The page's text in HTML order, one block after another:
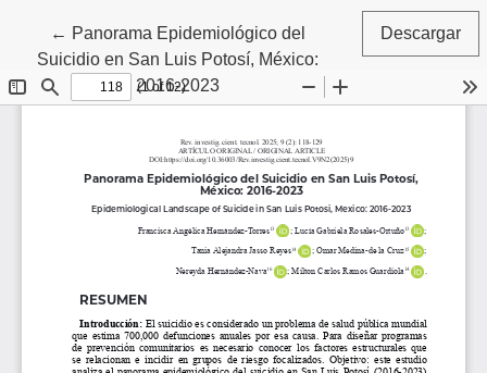
← Volver a los detalles del artículo
Panorama Epidemiológico del
Suicidio en San Luis Potosí, México:
2016-2023
Descargar